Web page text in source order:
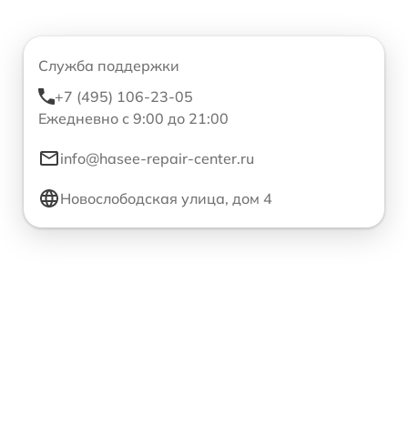
Служба поддержки
+7 (495) 106-23-05
Ежедневно с 9:00 до 21:00
info@hasee-repair-center.ru
Новослободская улица, дом 4